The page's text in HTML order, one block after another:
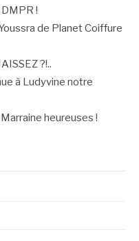
!
de Planet Coiffure
?!..
à Ludyvine notre
heureuses !